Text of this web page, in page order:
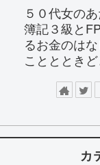
５０代女の
簿記３級と
るお金のは
こととときど
カ